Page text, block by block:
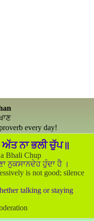
every day!
ਨਾ ਭਲੀ ਚੁੱਪ॥
Bhali Chup
ਨੁਕਸਾਨਦੇਹ ਹੁੰਦਾ ਹੈ ।
is not good; silence
talking or staying